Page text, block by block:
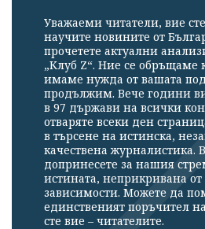
Уважаеми читатели, вие
научите новините от
прочетете актуални
„Клуб Z“. Ние се обръщаме
имаме нужда от вашата
продължим. Вече години
в 97 държави на всички
отваряте всеки ден
в търсене на истинска,
качествена журналистика.
допринесете за нашия
истината, неприкривана
зависимости. Можете да
единственият поръчител
сте вие – читателите.